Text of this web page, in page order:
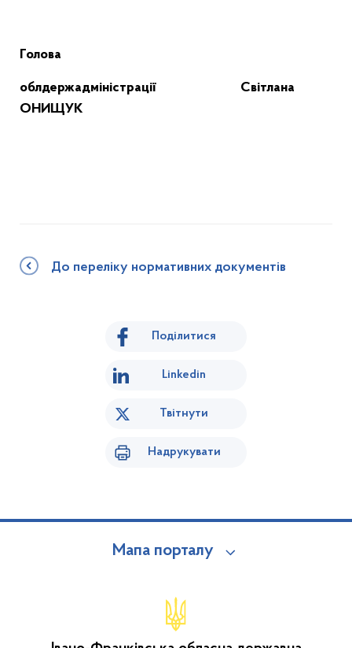
Голова
облдержадміністрації
Світлана
ОНИЩУК
До переліку нормативних документів
Поділитися
Linkedin
Твітнути
Надрукувати
Мапа порталу